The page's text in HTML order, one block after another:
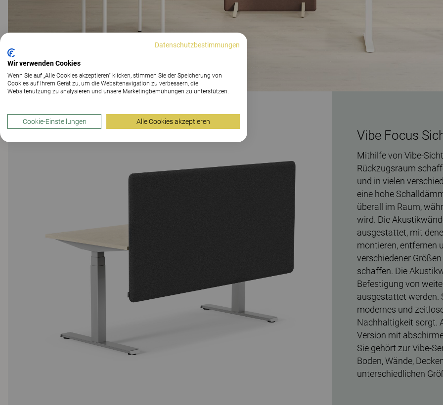
Vibe Focus
Mithilfe von Vibe-
Rückzugsraum
und in vielen
eine hohe
überall im Raum,
wird. Die
ausgestattet, mit
montieren, entfernen
verschiedener
schaffen. Die
Befestigung von
ausgestattet werden.
modernes und
Nachhaltigkeit sorgt.
Version mit
Sie gehört zur Vibe-
Boden, Wände,
unterschiedlichen
Datenschutzbestimmungen
Wir verwenden Cookies
Wenn Sie auf „Alle Cookies akzeptieren“ klicken, stimmen Sie der Speicherung von
Cookies auf Ihrem Gerät zu, um die Websitenavigation zu verbessern, die
Websitenutzung zu analysieren und unsere Marketingbemühungen zu unterstützen.
Cookie-Einstellungen Alle Cookies akzeptieren